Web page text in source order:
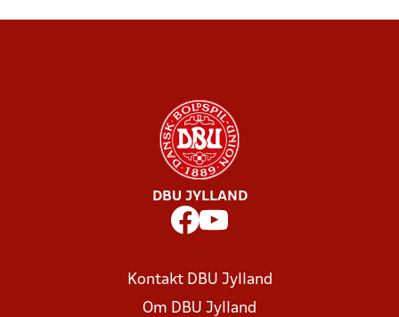
DBU JYLLAND
Kontakt DBU Jylland
Om DBU Jylland